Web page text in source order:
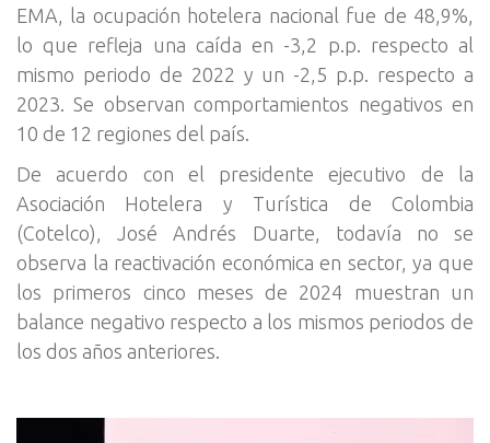
EMA, la ocupación hotelera nacional fue de 48,9%,
lo que refleja una caída en -3,2 p.p. respecto al
mismo periodo de 2022 y un -2,5 p.p. respecto a
2023. Se observan comportamientos negativos en
10 de 12 regiones del país.
De acuerdo con el presidente ejecutivo de la
Asociación Hotelera y Turística de Colombia
(Cotelco), José Andrés Duarte, todavía no se
observa la reactivación económica en sector, ya que
los primeros cinco meses de 2024 muestran un
balance negativo respecto a los mismos periodos de
los dos años anteriores.